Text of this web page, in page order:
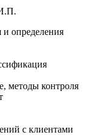
определения
методы контроля
с клиентами